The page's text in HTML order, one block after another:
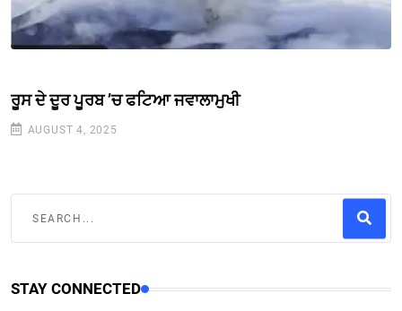
ਰੂਸ ਦੇ ਦੂਰ ਪੂਰਬ ’ਚ ਫਟਿਆ ਜਵਾਲਾਮੁਖੀ
AUGUST 4, 2025
STAY CONNECTED